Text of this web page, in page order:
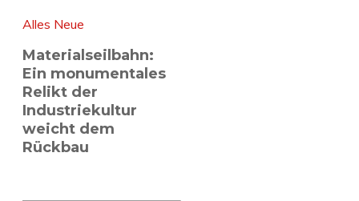
Alles Neue
Materialseilbahn:
Ein monumentales
Relikt der
Industriekultur
weicht dem
Rückbau